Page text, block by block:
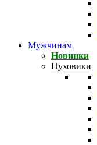
Мужчинам
Новинки
Пуховики